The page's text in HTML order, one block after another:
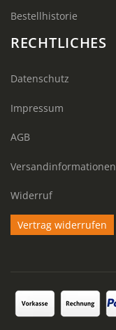
Bestellhistorie
RECHTLICHES
Datenschutz
Impressum
AGB
Versandinformationen
Widerruf
Vertrag widerrufen